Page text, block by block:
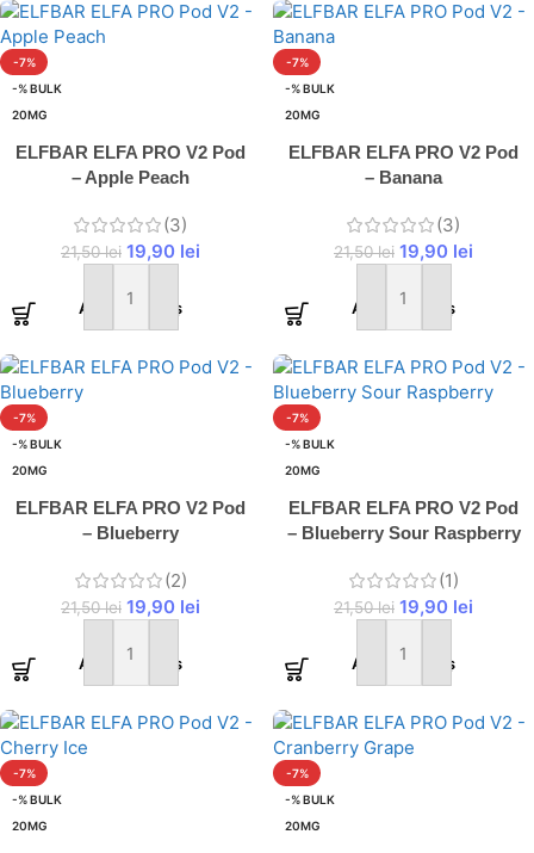
-7%
-% BULK
20MG
ELFBAR ELFA PRO V2 Pod
– Apple Peach
(3)
21,50lei 19,90 lei
Adaugă în coș
-7%
-% BULK
20MG
ELFBAR ELFA PRO V2 Pod
– Banana
(3)
21,50lei 19,90 lei
Adaugă în coș
-7%
-% BULK
20MG
ELFBAR ELFA PRO V2 Pod
– Blueberry
(2)
21,50lei 19,90 lei
Adaugă în coș
-7%
-% BULK
20MG
ELFBAR ELFA PRO V2 Pod
– Blueberry Sour Raspberry
(1)
21,50lei 19,90 lei
Adaugă în coș
-7%
-% BULK
20MG
-7%
-% BULK
20MG